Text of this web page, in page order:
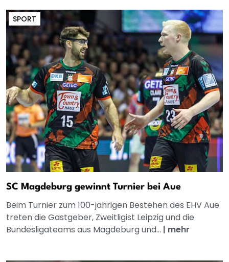
SPORT
SC Magdeburg gewinnt Turnier bei Aue
Beim Turnier zum 100-jährigen Bestehen des EHV Aue
treten die Gastgeber, Zweitligist Leipzig und die
Bundesligateams aus Magdeburg und... | mehr